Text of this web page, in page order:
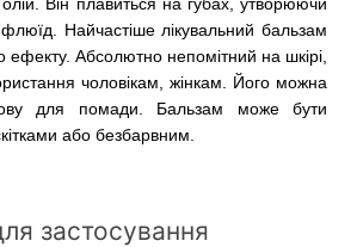
Найчастіше лікувальний бальзам
ефекту. Абсолютно непомітний на шкірі,
чоловікам, жінкам. Його можна
для помади. Бальзам може бути
або безбарвним.
застосування